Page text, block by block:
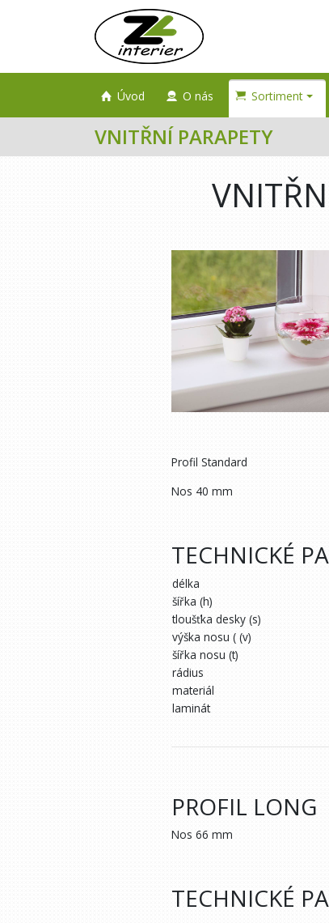
Úvod O nás Sortiment
VNITŘNÍ PARAPETY
VNITŘNÍ
Profil Standard
Nos 40 mm
TECHNICKÉ
délka
šířka (h)
tloušťka desky (s)
výška nosu ( (v)
šířka nosu (t)
rádius
materiál
laminát
PROFIL LONG
Nos 66 mm
TECHNICKÉ